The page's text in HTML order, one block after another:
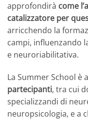
approfondirà come
catalizzatore per
arricchendo la
campi, influenzando
e neuroriabilitativa.
La Summer School è
partecipanti, tra cui
specializzandi di
neuropsicologia, e a